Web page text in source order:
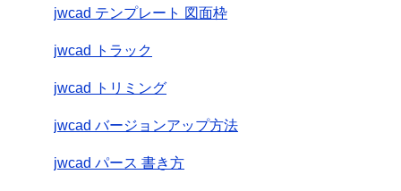
jwcad テンプレート 図面枠
jwcad トラック
jwcad トリミング
jwcad バージョンアップ方法
jwcad パース 書き方